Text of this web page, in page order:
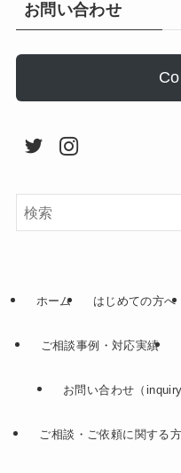
お問い合わせ
ホーム はじめての方へ
ご相談事例・対応実績
お問い合わせ（
ご相談・ご依頼に関する